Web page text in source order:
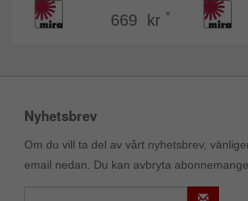
669 kr *
Nyhetsbrev
Om du vill ta del av vårt nyhetsbrev,
email nedan. Du kan avbryta